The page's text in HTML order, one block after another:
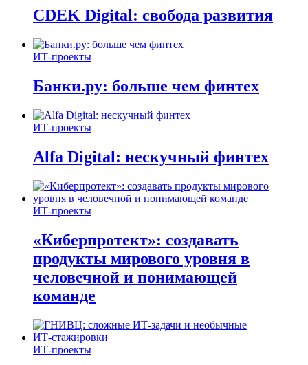
CDEK Digital: свобода развития
ИТ-проекты
Банки.ру: больше чем финтех
ИТ-проекты
Alfa Digital: нескучный финтех
ИТ-проекты
«Киберпротект»: создавать
продукты мирового уровня в
человечной и понимающей
команде
ИТ-проекты